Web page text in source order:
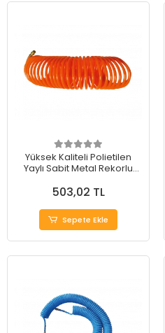
Yüksek Kaliteli Polietilen
Yaylı Sabit Metal Rekorlu
503,02 TL
Sepete Ekle